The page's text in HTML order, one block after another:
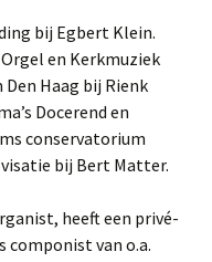
bij Egbert Klein.
en Kerkmuziek
Haag bij Rienk
Docerend en
conservatorium
bij Bert Matter.
heeft een privé-
componist van o.a.